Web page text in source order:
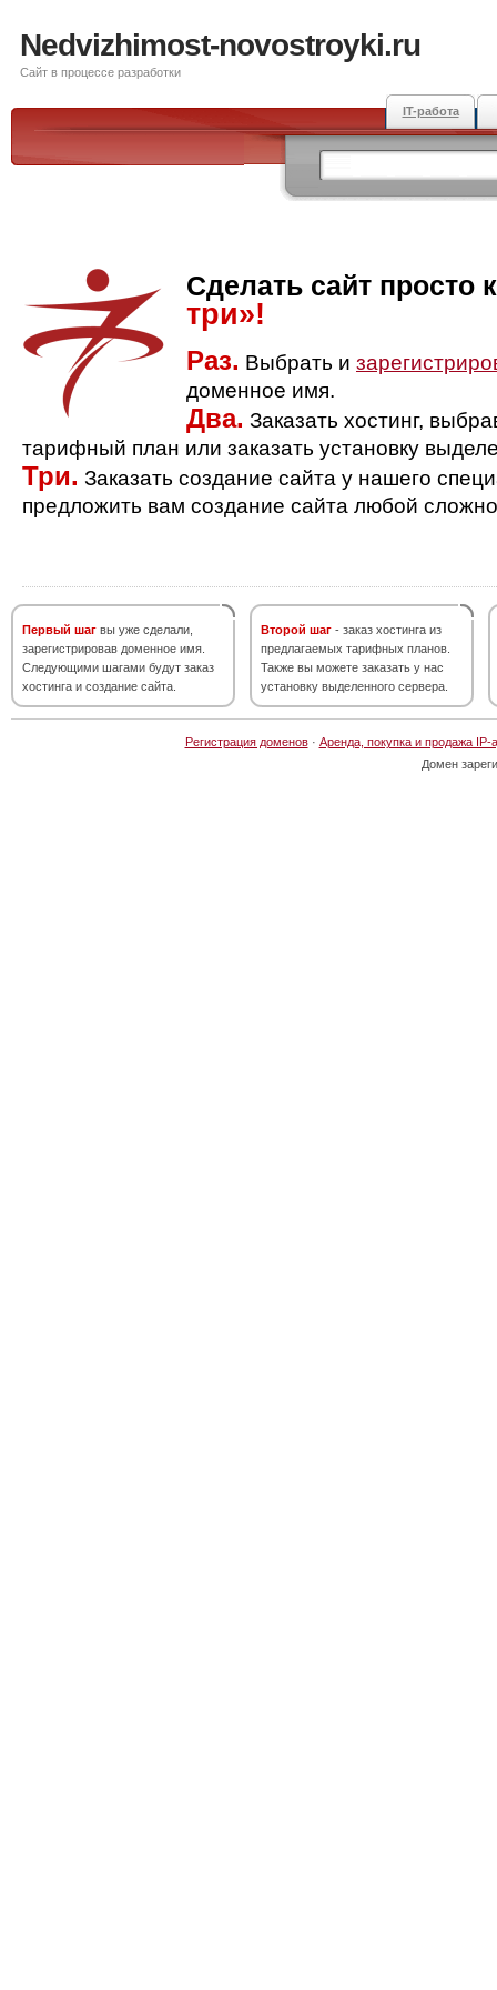
Nedvizhimost-novostroyki.ru
Сайт в процессе разработки
IT-работа
Сделать сайт просто
три»!
Раз. Выбрать и
доменное имя.
Два. Заказать хостинг,
тарифный план или заказать установку
Три. Заказать создание сайта у нашего
предложить вам создание сайта любой
Первый шаг вы уже сделали,
зарегистрировав доменное имя.
Следующими шагами будут заказ
хостинга и создание сайта.
Второй шаг - заказ хостинга из
предлагаемых тарифных планов.
Также вы можете заказать у нас
установку выделенного сервера.
Регистрация доменов· Аренда, покупка и продажа IP-
Домен